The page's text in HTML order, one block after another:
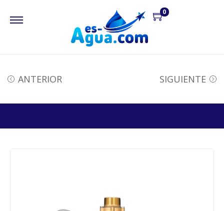
0
ANTERIOR SIGUIENTE